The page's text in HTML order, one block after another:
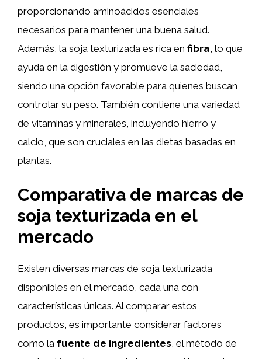
proporcionando aminoácidos esenciales
necesarios para mantener una buena salud.
Además, la soja texturizada es rica en fibra , lo que
ayuda en la digestión y promueve la saciedad,
siendo una opción favorable para quienes buscan
controlar su peso. También contiene una variedad
de vitaminas y minerales, incluyendo hierro y
calcio, que son cruciales en las dietas basadas en
plantas.
Comparativa de marcas de
soja texturizada en el
mercado
Existen diversas marcas de soja texturizada
disponibles en el mercado, cada una con
características únicas. Al comparar estos
productos, es importante considerar factores
como la fuente de ingredientes, el método de